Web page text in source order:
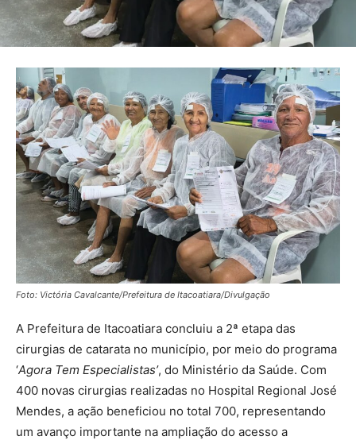
Foto: Victória Cavalcante/Prefeitura de Itacoatiara/Divulgação
A Prefeitura de Itacoatiara concluiu a 2ª etapa das
cirurgias de catarata no município, por meio do programa
‘Agora Tem Especialistas’, do Ministério da Saúde. Com
400 novas cirurgias realizadas no Hospital Regional José
Mendes, a ação beneficiou no total 700, representando
um avanço importante na ampliação do acesso a